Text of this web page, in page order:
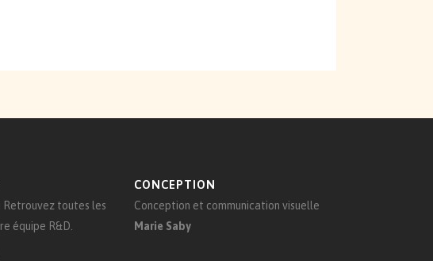
Retrouvez toutes les
équipe R&D.
CONCEPTION
Conception et communication visuelle
Marie Saby